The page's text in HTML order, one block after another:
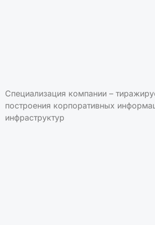
Специализация компании –
построения корпоративных
инфраструктур